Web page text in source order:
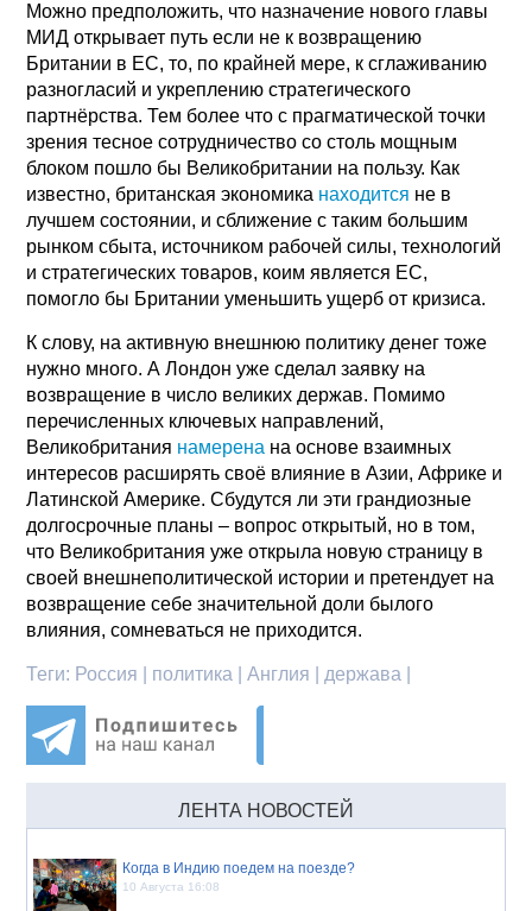
Можно предположить, что назначение нового главы
МИД открывает путь если не к возвращению
Британии в ЕС, то, по крайней мере, к сглаживанию
разногласий и укреплению стратегического
партнёрства. Тем более что с прагматической точки
зрения тесное сотрудничество со столь мощным
блоком пошло бы Великобритании на пользу. Как
известно, британская экономика находится не в
лучшем состоянии, и сближение с таким большим
рынком сбыта, источником рабочей силы, технологий
и стратегических товаров, коим является ЕС,
помогло бы Британии уменьшить ущерб от кризиса.
К слову, на активную внешнюю политику денег тоже
нужно много. А Лондон уже сделал заявку на
возвращение в число великих держав. Помимо
перечисленных ключевых направлений,
Великобритания намерена на основе взаимных
интересов расширять своё влияние в Азии, Африке и
Латинской Америке. Сбудутся ли эти грандиозные
долгосрочные планы – вопрос открытый, но в том,
что Великобритания уже открыла новую страницу в
своей внешнеполитической истории и претендует на
возвращение себе значительной доли былого
влияния, сомневаться не приходится.
Теги: Россия | политика | Англия | держава |
ЛЕНТА НОВОСТЕЙ
Когда в Индию поедем на поезде?
10 Августа 16:08